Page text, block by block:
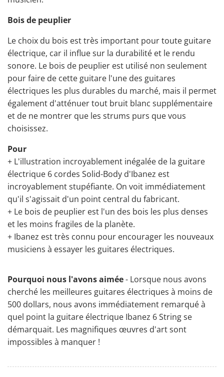
Bois de peuplier
Le choix du bois est très important pour toute guitare
électrique, car il influe sur la durabilité et le rendu
sonore. Le bois de peuplier est utilisé non seulement
pour faire de cette guitare l'une des guitares
électriques les plus durables du marché, mais il permet
également d'atténuer tout bruit blanc supplémentaire
et de ne montrer que les strums purs que vous
choisissez.
Pour
+ L'illustration incroyablement inégalée de la guitare
électrique 6 cordes Solid-Body d'Ibanez est
incroyablement stupéfiante. On voit immédiatement
qu'il s'agissait d'un point central du fabricant.
+ Le bois de peuplier est l'un des bois les plus denses
et les moins fragiles de la planète.
+ Ibanez est très connu pour encourager les nouveaux
musiciens à essayer les guitares électriques.
Pourquoi nous l'avons aimée- Lorsque nous avons
cherché les meilleures guitares électriques à moins de
500 dollars, nous avons immédiatement remarqué à
quel point la guitare électrique Ibanez 6 String se
démarquait. Les magnifiques œuvres d'art sont
impossibles à manquer !